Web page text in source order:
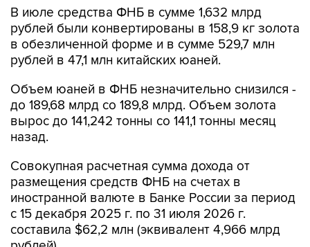
В июле средства ФНБ в сумме 1,632 млрд
рублей были конвертированы в 158,9 кг золота
в обезличенной форме и в сумме 529,7 млн
рублей в 47,1 млн китайских юаней.
Объем юаней в ФНБ незначительно снизился -
до 189,68 млрд со 189,8 млрд. Объем золота
вырос до 141,242 тонны со 141,1 тонны месяц
назад.
Совокупная расчетная сумма дохода от
размещения средств ФНБ на счетах в
иностранной валюте в Банке России за период
с 15 декабря 2025 г. по 31 июля 2026 г.
составила $62,2 млн (эквивалент 4,966 млрд